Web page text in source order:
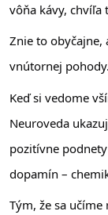
vôňa kávy, chvíľa
Znie to obyčajne,
vnútornej pohody.
Keď si vedome
Neuroveda
pozitívne
dopamín –
Tým, že sa